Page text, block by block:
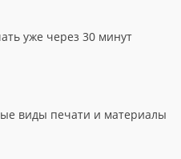
уже через 30 минут
виды печати и материалы